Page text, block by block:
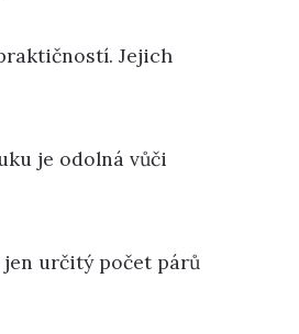
Jejich
je odolná vůči
určitý počet párů